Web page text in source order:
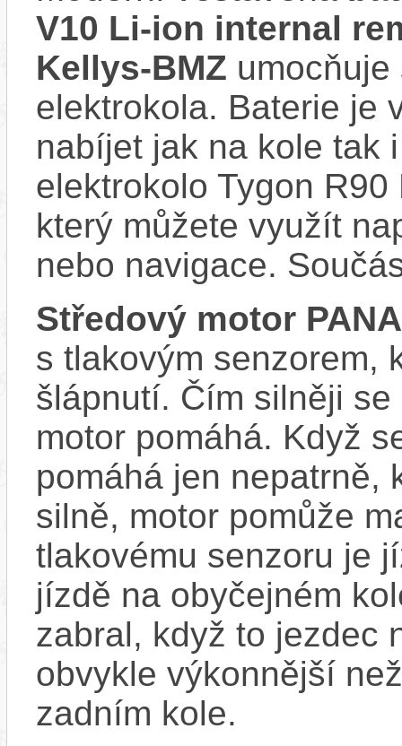
V10 Li-ion internal
Kellys-BMZ
elektrokola. Baterie je
nabíjet jak na kole tak
elektrokolo Tygon
který můžete využít
nebo navigace.
Středový motor
s tlakovým senzorem,
šlápnutí. Čím silněji
motor pomáhá. Když
pomáhá jen nepatrně,
silně, motor pomůže
tlakovému senzoru je
jízdě na obyčejném
zabral, když to jezdec
obvykle výkonnější
zadním kole.